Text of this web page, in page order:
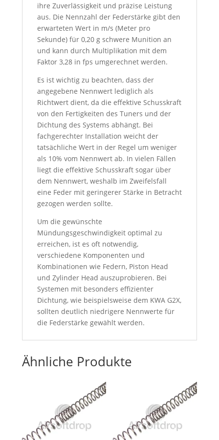
ihre Zuverlässigkeit und präzise Leistung
aus. Die Nennzahl der Federstärke gibt den
erwarteten Wert in m/s (Meter pro
Sekunde) für 0,20 g schwere Munition an
und kann durch Multiplikation mit dem
Faktor 3,28 in fps umgerechnet werden.
Es ist wichtig zu beachten, dass der
angegebene Nennwert lediglich als
Richtwert dient, da die effektive Schusskraft
von den Fertigkeiten des Tuners und der
Dichtung des Systems abhängt. Bei
fachgerechter Installation weicht der
tatsächliche Wert in der Regel um weniger
als 10% vom Nennwert ab. In vielen Fällen
liegt die effektive Schusskraft sogar über
dem Nennwert, weshalb im Zweifelsfall
eine Feder mit geringerer Stärke in Betracht
gezogen werden sollte.
Um die gewünschte
Mündungsgeschwindigkeit optimal zu
erreichen, ist es oft notwendig,
verschiedene Komponenten und
Kombinationen wie Federn, Piston Head
und Zylinder Head auszuprobieren. Bei
Systemen mit besonders effizienter
Dichtung, wie beispielsweise dem KWA G2X,
sollten deutlich niedrigere Nennwerte für
die Federstärke gewählt werden.
Ähnliche Produkte